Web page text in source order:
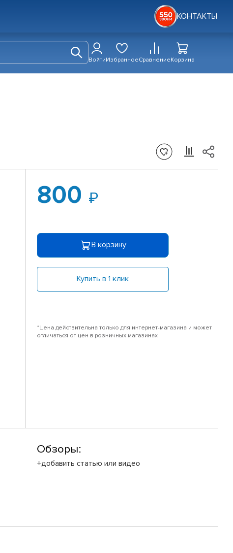
КОНТАКТЫ
ВойтиИзбранноеСравнениеКорзина
800
В корзину
Купить в 1 клик
*Цена действительна только для интернет-магазина и может
отличаться от цен в розничных магазинах
Обзоры:
+добавить статью или видео